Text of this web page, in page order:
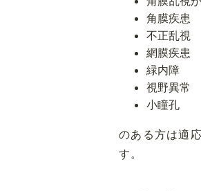
角膜疾患
不正乱視
網膜疾患
緑内障
視野異常
小瞳孔
のある方は適
す。